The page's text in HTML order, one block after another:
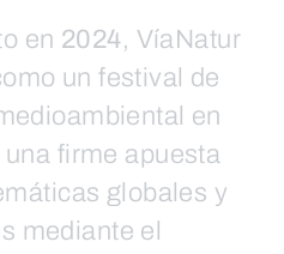
en 2024, VíaNatur
un festival de
en
firme apuesta
globales y
mediante el